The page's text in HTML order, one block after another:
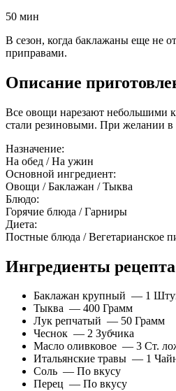
50 мин
В сезон, когда баклажаны еще не
приправами.
Описание
Все овощи нарезают небольшими
стали резиновыми. При желании в
Назначение:
На обед / На ужин
Основной ингредиент:
Овощи / Баклажан / Тыква
Блюдо:
Горячие блюда / Гарниры
Диета:
Постные блюда / Вегетарианское
Ингредиенты
Баклажан крупный — 1
Тыква — 400 Грамм
Лук репчатый — 50 Грамм
Чеснок — 2 Зубчика
Масло оливковое — 3 Ст.
Итальянские травы — 1
Соль — По вкусу
Перец — По вкусу